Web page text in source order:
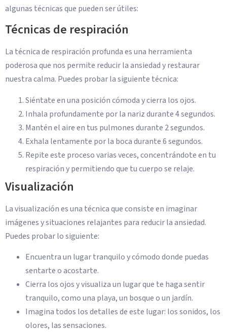
algunas técnicas que pueden ser útiles:
Técnicas de respiración
La técnica de respiración profunda es una herramienta
poderosa que nos permite reducir la ansiedad y restaurar
nuestra calma. Puedes probar la siguiente técnica:
Siéntate en una posición cómoda y cierra los ojos.
Inhala profundamente por la nariz durante 4 segundos.
Mantén el aire en tus pulmones durante 2 segundos.
Exhala lentamente por la boca durante 6 segundos.
Repite este proceso varias veces, concentrándote en tu
respiración y permitiendo que tu cuerpo se relaje.
Visualización
La visualización es una técnica que consiste en imaginar
imágenes y situaciones relajantes para reducir la ansiedad.
Puedes probar lo siguiente:
Encuentra un lugar tranquilo y cómodo donde puedas
sentarte o acostarte.
Cierra los ojos y visualiza un lugar que te haga sentir
tranquilo, como una playa, un bosque o un jardín.
Imagina todos los detalles de este lugar: los sonidos, los
olores, las sensaciones.